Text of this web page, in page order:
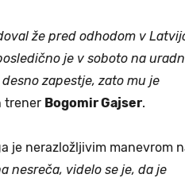
že pred odhodom v
je v soboto na
zapestje, zato mu je
trener Bogomir Gajser.
je nerazložljivim manevrom
nesreča, videlo se je, da je